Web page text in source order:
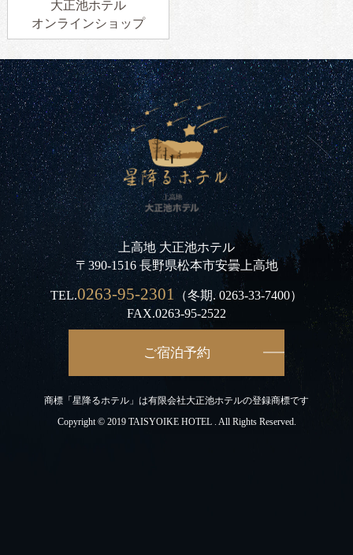
大正池ホテル
オンラインショップ
上高地 大正池ホテル
〒390-1516 長野県松本市安曇上高地
TEL.0263-95-2301 （冬期.0263-33-7400）
FAX.0263-95-2522
ご宿泊予約
商標「星降るホテル」は有限会社大正池ホテルの登録商標です
Copyright © 2019 TAISYOIKE HOTEL . All Rights Reserved.